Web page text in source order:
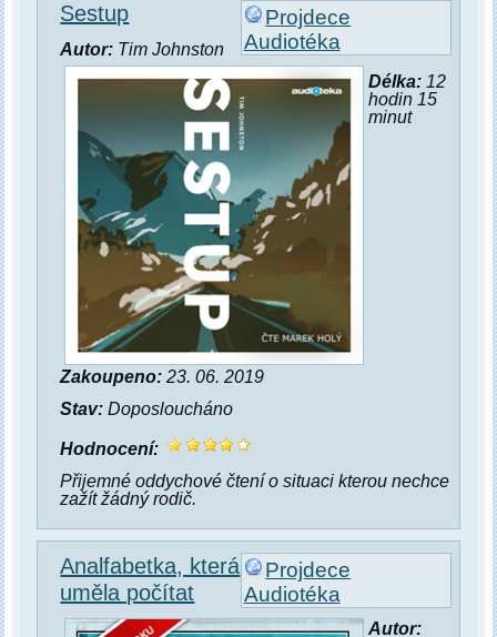
Projdece
Audiotéka
Sestup
Autor: Tim Johnston
Délka:12
hodin 15
minut
Zakoupeno: 23. 06. 2019
Stav: Doposloucháno
Hodnocení:
Přijemné oddychové čtení o situaci kterou nechce
zažít žádný rodič.
Projdece
Audiotéka
Analfabetka, která
uměla počítat
Autor: